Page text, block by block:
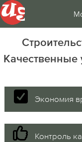
Качественные
Экономия
Контроль